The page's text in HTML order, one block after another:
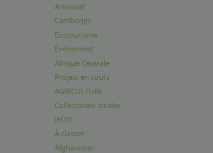
Artisanat
Cambodge
Écotourisme
Événement
Afrique Centrale
Projets en cours
AGRICULTURE
Collectivités locales
IFDD
À classer
Afghanistan